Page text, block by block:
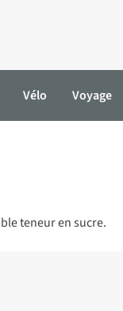
Vélo Voyage
teneur en sucre.